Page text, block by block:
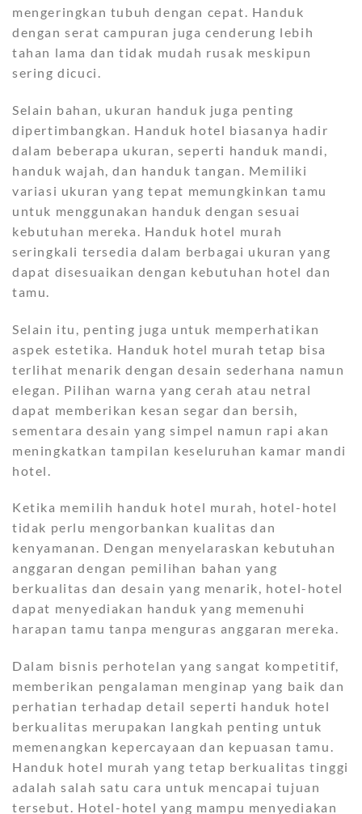
mengeringkan tubuh dengan cepat. Handuk
dengan serat campuran juga cenderung lebih
tahan lama dan tidak mudah rusak meskipun
sering dicuci.
Selain bahan, ukuran handuk juga penting
dipertimbangkan. Handuk hotel biasanya hadir
dalam beberapa ukuran, seperti handuk mandi,
handuk wajah, dan handuk tangan. Memiliki
variasi ukuran yang tepat memungkinkan tamu
untuk menggunakan handuk dengan sesuai
kebutuhan mereka. Handuk hotel murah
seringkali tersedia dalam berbagai ukuran yang
dapat disesuaikan dengan kebutuhan hotel dan
tamu.
Selain itu, penting juga untuk memperhatikan
aspek estetika. Handuk hotel murah tetap bisa
terlihat menarik dengan desain sederhana namun
elegan. Pilihan warna yang cerah atau netral
dapat memberikan kesan segar dan bersih,
sementara desain yang simpel namun rapi akan
meningkatkan tampilan keseluruhan kamar mandi
hotel.
Ketika memilih handuk hotel murah, hotel-hotel
tidak perlu mengorbankan kualitas dan
kenyamanan. Dengan menyelaraskan kebutuhan
anggaran dengan pemilihan bahan yang
berkualitas dan desain yang menarik, hotel-hotel
dapat menyediakan handuk yang memenuhi
harapan tamu tanpa menguras anggaran mereka.
Dalam bisnis perhotelan yang sangat kompetitif,
memberikan pengalaman menginap yang baik dan
perhatian terhadap detail seperti handuk hotel
berkualitas merupakan langkah penting untuk
memenangkan kepercayaan dan kepuasan tamu.
Handuk hotel murah yang tetap berkualitas tinggi
adalah salah satu cara untuk mencapai tujuan
tersebut. Hotel-hotel yang mampu menyediakan